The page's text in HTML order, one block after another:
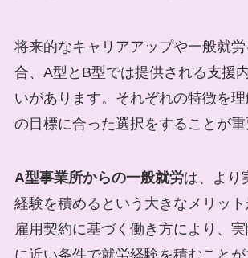
将来的なキャリアアップや一般就
合、A型とB型では提供される支援
いがあります。それぞれの特徴を
の目標に合った選択をすることが重
A型事業所からの一般就労は、より
経験を積めるという大きなメリット
雇用契約に基づく働き方により、